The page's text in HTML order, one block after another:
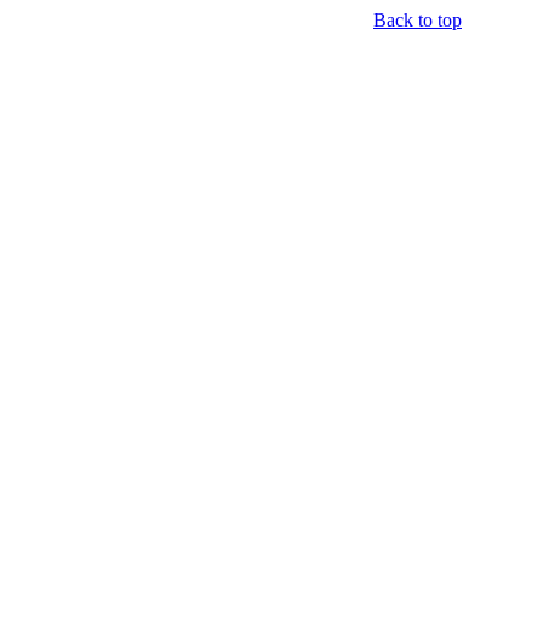
Back to top